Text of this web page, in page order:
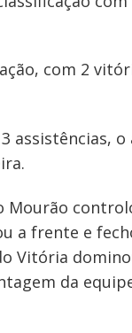
com 2
assistências,
Mourão
a frente e
Vitória
da